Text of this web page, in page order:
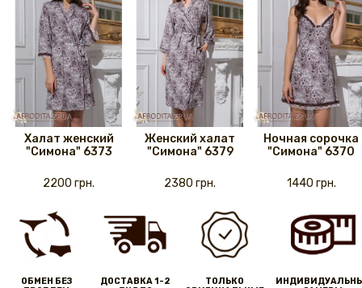
Халат женский
"Симона" 6373
2200 грн.
Женский халат
"Симона" 6379
2380 грн.
Ночная сорочка
"Симона" 6370
1440 грн.
ОБМЕН БЕЗ
ДОСТАВКА 1-2
ТОЛЬКО